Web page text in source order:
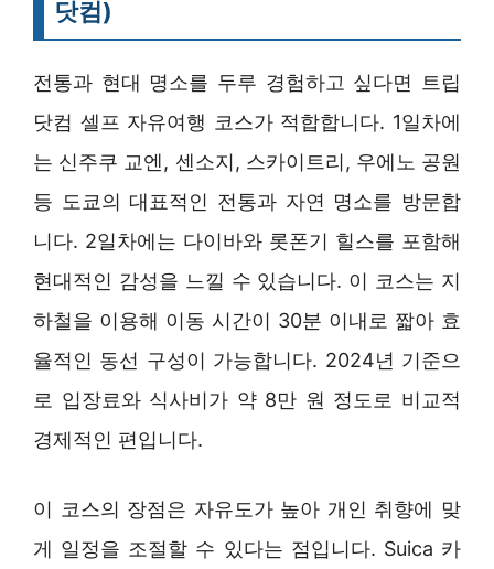
닷컴)
전통과 현대 명소를 두루 경험하고 싶다면 트립
닷컴 셀프 자유여행 코스가 적합합니다. 1일차에
는 신주쿠 교엔, 센소지, 스카이트리, 우에노 공원
등 도쿄의 대표적인 전통과 자연 명소를 방문합
니다. 2일차에는 다이바와 롯폰기 힐스를 포함해
현대적인 감성을 느낄 수 있습니다. 이 코스는 지
하철을 이용해 이동 시간이 30분 이내로 짧아 효
율적인 동선 구성이 가능합니다. 2024년 기준으
로 입장료와 식사비가 약 8만 원 정도로 비교적
경제적인 편입니다.
이 코스의 장점은 자유도가 높아 개인 취향에 맞
게 일정을 조절할 수 있다는 점입니다. Suica 카